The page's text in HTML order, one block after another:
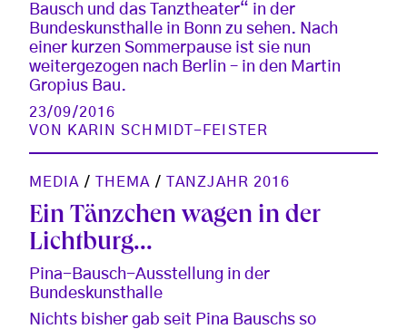
Bausch und das Tanztheater“ in der
Bundeskunsthalle in Bonn zu sehen. Nach
einer kurzen Sommerpause ist sie nun
weitergezogen nach Berlin – in den Martin
Gropius Bau.
23/09/2016
VON
KARIN SCHMIDT-FEISTER
MEDIA / THEMA / TANZJAHR 2016
Ein Tänzchen wagen in der
Lichtburg...
Pina-Bausch-Ausstellung in der
Bundeskunsthalle
Nichts bisher gab seit Pina Bauschs so